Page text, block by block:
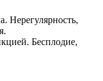
Нерегулярность,
Бесплодие,